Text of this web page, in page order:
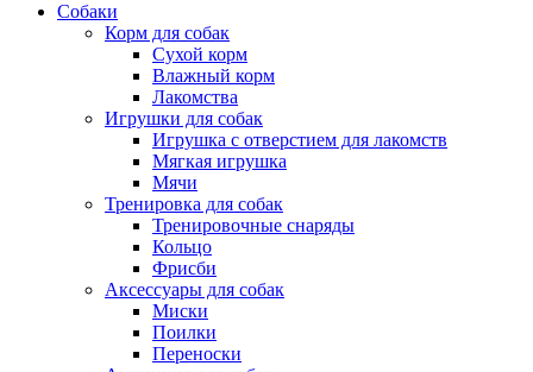
Собаки
Корм для собак
Сухой корм
Влажный корм
Лакомства
Игрушки для собак
Игрушка с отверстием для лакомств
Мягкая игрушка
Мячи
Тренировка для собак
Тренировочные снаряды
Кольцо
Фрисби
Аксессуары для собак
Миски
Поилки
Переноски